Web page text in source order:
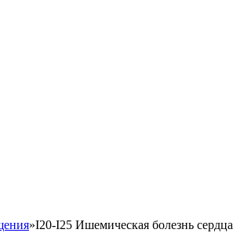
»I20-I25 Ишемическая болезнь сердца